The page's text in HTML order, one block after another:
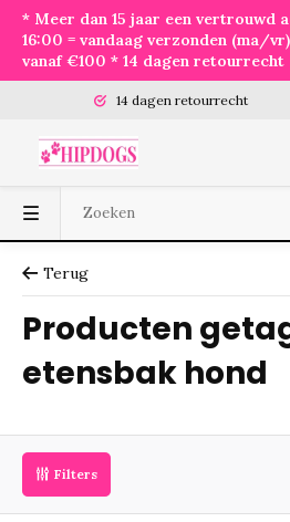
* Meer dan 15 jaar een vertrouwd
16:00 = vandaag verzonden (ma/
vanaf €100 * 14 dagen retourrecht
14 dagen retourrecht
Terug
Producten
etensbak hond
Filters